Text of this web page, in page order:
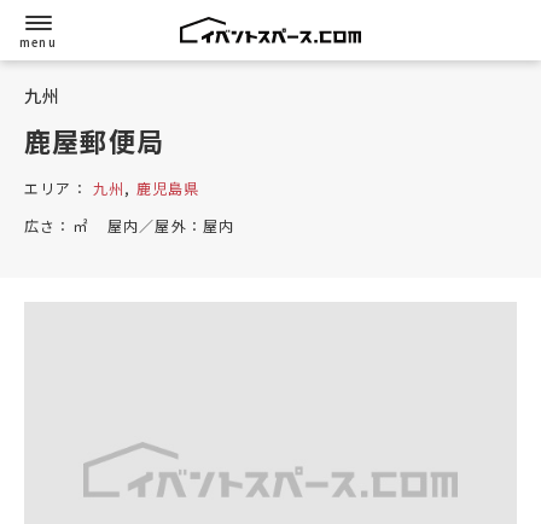
九州
鹿屋郵便局
エリア： 九州, 鹿児島県
広さ： ㎡ 屋内／屋外： 屋内